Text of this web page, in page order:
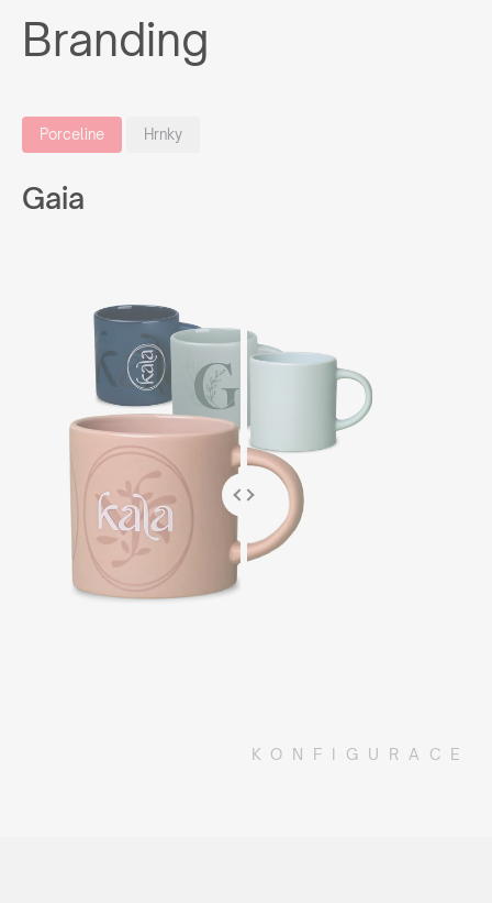
Branding
Porceline Hrnky
Gaia
KONFIGURACE